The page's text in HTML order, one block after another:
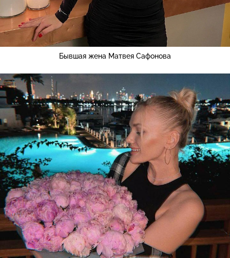
Бывшая жена Матвея Сафонова